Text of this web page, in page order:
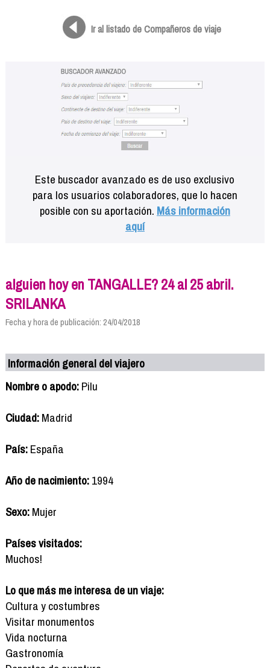
Ir al listado de Compañeros de viaje
Este buscador avanzado es de uso exclusivo
para los usuarios colaboradores, que lo hacen
posible con su aportación. Más información
aquí
alguien hoy en TANGALLE? 24 al 25 abril.
SRILANKA
Fecha y hora de publicación: 24/04/2018
Información general del viajero
Nombre o apodo:Pilu
Ciudad:Madrid
País:España
Año de nacimiento:1994
Sexo:Mujer
Países visitados:
Muchos!
Lo que más me interesa de un viaje:
Cultura y costumbres
Visitar monumentos
Vida nocturna
Gastronomía